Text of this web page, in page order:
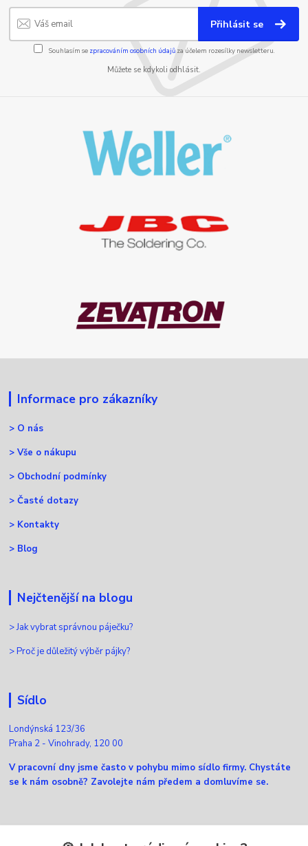
Přihlásit se
Souhlasím se zpracováním osobních údajůza účelem rozesílky newsletteru.
Můžete se kdykoli odhlásit.
Informace pro zákazníky
> O nás
>Vše o nákupu
> Obchodní podmínky
>Časté dotazy
> Kontakty
> Blog
Nejčtenější na blogu
>Jak vybrat správnou páječku?
>Proč je důležitý výběr pájky?
Sídlo
Londýnská 123/36
Praha 2 - Vinohrady, 120 00
V pracovní dny jsme často v pohybu mimo sídlo firmy. Chystáte
se k nám osobně? Zavolejte nám předem a domluvíme se.